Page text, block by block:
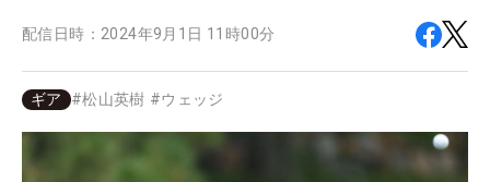
配信日時： 2024年9月1日 11時00分
ギア #松山英樹 #ウェッジ